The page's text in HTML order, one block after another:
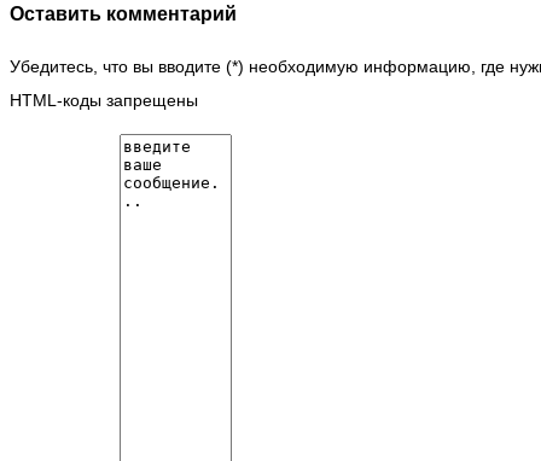
Оставить комментарий
Убедитесь, что вы вводите (*) необходимую информацию, где
HTML-коды запрещены